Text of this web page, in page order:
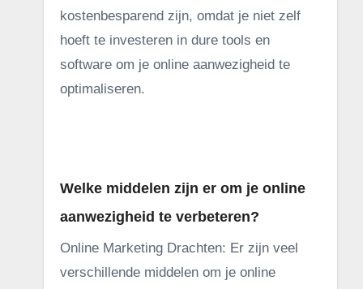
kostenbesparend zijn, omdat je niet zelf
hoeft te investeren in dure tools en
software om je online aanwezigheid te
optimaliseren.
Welke middelen zijn er om je online
aanwezigheid te verbeteren?
Online Marketing Drachten: Er zijn veel
verschillende middelen om je online